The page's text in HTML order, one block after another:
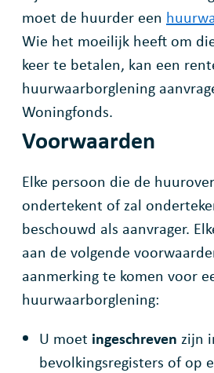
moet de huurder een
Wie het moeilijk heeft om
keer te betalen, kan een
huurwaarborglening
Woningfonds.
Voorwaarden
Elke persoon die de
ondertekent of zal
beschouwd als aanvrager.
aan de volgende
aanmerking te komen voor
huurwaarborglening:
U moet ingeschreven zijn
bevolkingsregisters of op